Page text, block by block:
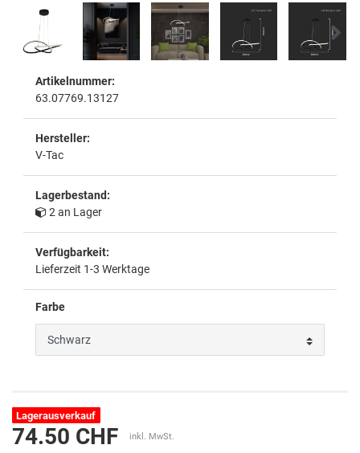
Artikelnummer:
63.07769.13127
Hersteller:
V-Tac
Lagerbestand:
2 an Lager
Verfügbarkeit:
Lieferzeit 1-3 Werktage
Farbe
Lagerausverkauf
74.50 CHF inkl. MwSt.